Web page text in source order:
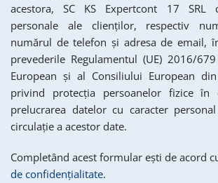
acestora, SC KS Expertcont 17 SRL
personale ale clienților, respectiv
numărul de telefon și adresa de email,
prevederile Regulamentul (UE) 2016/
European și al Consiliului European
privind protecția persoanelor fizice în
prelucrarea datelor cu caracter
circulație a acestor date.
Completând acest formular ești de acord
de confidențialitate.